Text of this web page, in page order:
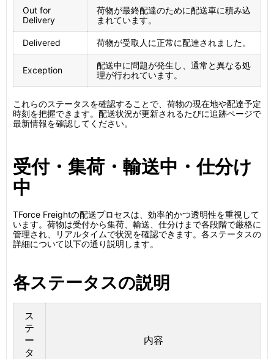
Out for
Delivery
荷物が最終配達のために配送車に積み込
まれています。
Delivered 荷物が受取人に正常に配達されました。
Exception
配送中に問題が発生し、通常と異なる処
理が行われています。
これらのステータスを確認することで、荷物の現在地や配達予定
時刻を把握できます。配送状況が更新されるたびに追跡ページで
最新情報を確認してください。
受付・集荷・輸送中・仕分け
中
TForce Freightの配送プロセスは、効率的かつ透明性を重視して
います。荷物は受付から集荷、輸送、仕分けまで各段階で厳格に
管理され、リアルタイムで状況を確認できます。各ステータスの
詳細について以下の通り説明します。
各ステータスの説明
ス
テ
ー
タ
内容